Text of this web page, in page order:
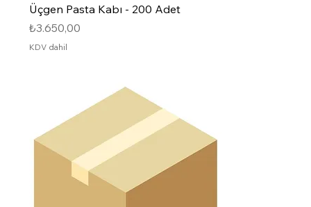
Üçgen Pasta Kabı - 200 Adet
Fiyat
₺3.650,00
KDV dahil